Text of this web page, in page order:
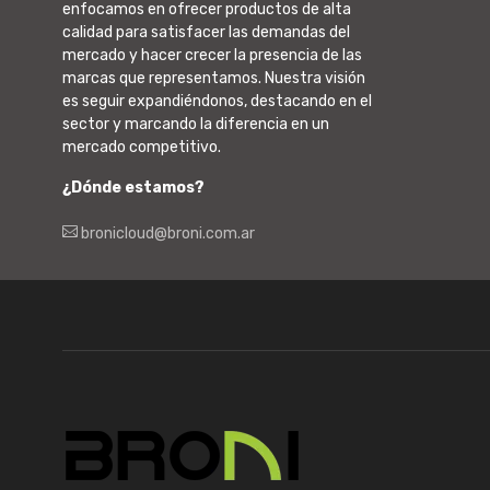
enfocamos en ofrecer productos de alta
calidad para satisfacer las demandas del
mercado y hacer crecer la presencia de las
marcas que representamos. Nuestra visión
es seguir expandiéndonos, destacando en el
sector y marcando la diferencia en un
mercado competitivo.
¿Dónde estamos?
bronicloud@broni.com.ar